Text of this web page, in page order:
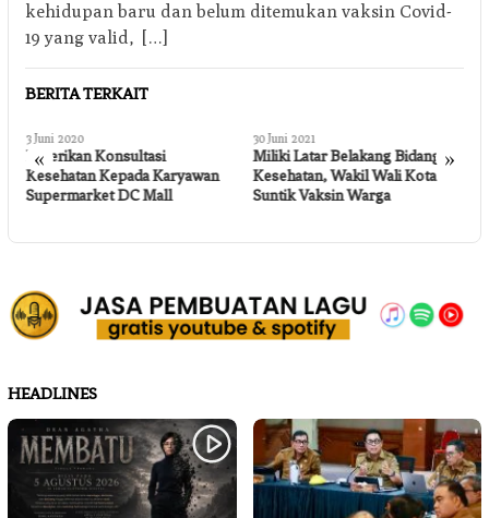
kehidupan baru dan belum ditemukan vaksin Covid-
19 yang valid, […]
BERITA TERKAIT
« »
3 Juni 2020
Diberikan Konsultasi
Kesehatan Kepada Karyawan
Supermarket DC Mall
30 Juni 2021
Miliki Latar Belakang Bidang
Kesehatan, Wakil Wali Kota
Suntik Vaksin Warga
HEADLINES